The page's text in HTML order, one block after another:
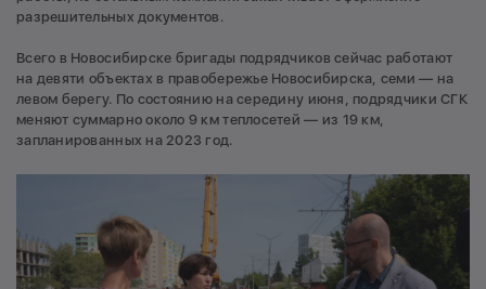
разрешительных документов.
Всего в Новосибирске бригады подрядчиков сейчас работают
на девяти объектах в правобережье Новосибирска, семи — на
левом берегу. По состоянию на середину июня, подрядчики СГК
меняют суммарно около 9 км теплосетей — из 19 км,
запланированных на 2023 год.